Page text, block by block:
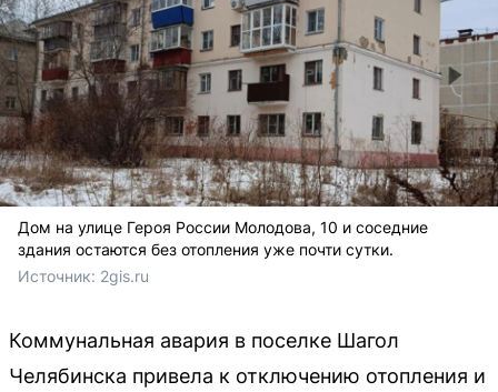
Дом на улице Героя России Молодова, 10 и соседние
здания остаются без отопления уже почти сутки.
Источник: 2gis.ru
Коммунальная авария в поселке Шагол
Челябинска привела к отключению отопления и